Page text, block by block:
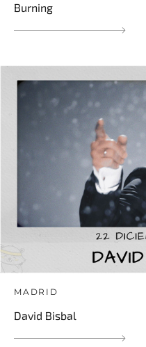
Burning
MADRID
David Bisbal